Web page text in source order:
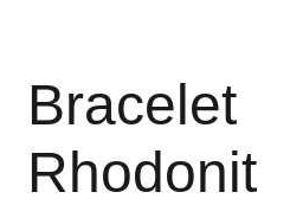
Bracelet
Rhodonit